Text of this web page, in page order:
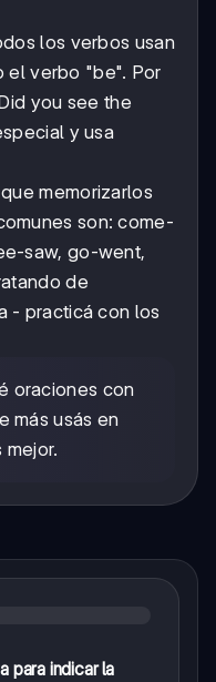
los verbos usan
el verbo "be". Por
you see the
y usa
memorizarlos
son: come-
saw, go-went,
de
- practicá con los
oraciones con
más usás en
para indicar la